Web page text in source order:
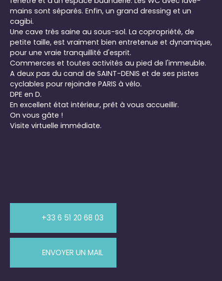
mains sont séparés. Enfin, un grand dressing et un
cagibi.
Une cave très saine au sous-sol. La copropriété, de
petite taille, est vraiment bien entretenue et dynamique,
pour une vraie tranquillité d'esprit.
Commerces et toutes activités au pied de l'immeuble.
A deux pas du canal de SAINT-DENIS et de ses pistes
cyclables pour rejoindre PARIS à vélo.
DPE en D.
En excellent état intérieur, prêt à vous accueillir.
On vous gâte !
Visite virtuelle immédiate.
+33 6 51 20 68 03
ENVOYER UN MAIL